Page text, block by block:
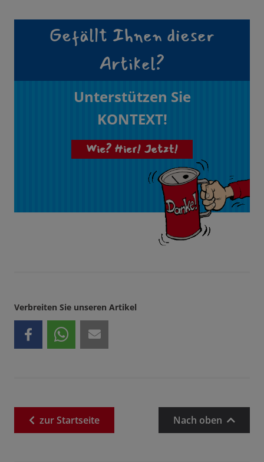
Gefällt Ihnen dieser
Artikel?
Unterstützen Sie
KONTEXT!
Wie? Hier! Jetzt!
Verbreiten Sie unseren Artikel
zurStartseite Nach oben